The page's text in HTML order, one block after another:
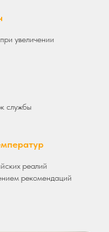
увеличении
службы
реалий
рекомендаций